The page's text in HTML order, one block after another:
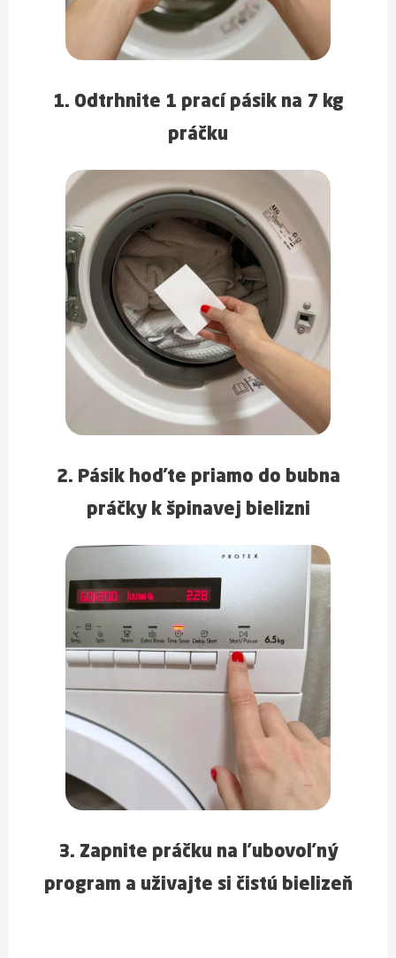
1. Odtrhnite 1 prací pásik na 7 kg
práčku
2. Pásik hoďte priamo do bubna
práčky k špinavej bielizni
3. Zapnite práčku na ľubovoľný
program a uživajte si čistú bielizeň